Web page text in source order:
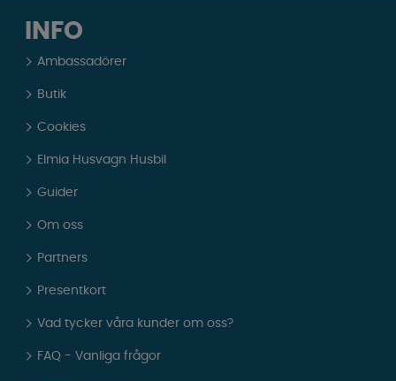
INFO
Ambassadörer
Butik
Cookies
Elmia Husvagn Husbil
Guider
Om oss
Partners
Presentkort
Vad tycker våra kunder om oss?
FAQ - Vanliga frågor